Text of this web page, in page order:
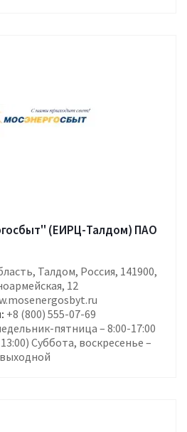
(ЕИРЦ-Талдом) ПАО
Талдом, Россия, 141900,
12
+8 (800) 555-07-69
пятница – 8:00-17:00
Суббота, воскресенье –
выходной